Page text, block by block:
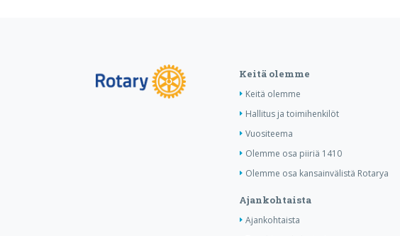
Keitä olemme
Keitä olemme
Hallitus ja toimihenkilöt
Vuositeema
Olemme osa piiriä 1410
Olemme osa kansainvälistä Rotarya
Ajankohtaista
Ajankohtaista